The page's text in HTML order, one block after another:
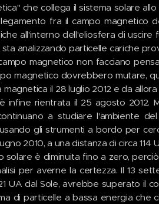
che collega il sistema solare
fra il campo magnetico
all'interno dell'eliosfera di uscire
analizzando particelle cariche
magnetico non facciano
magnetico dovrebbero mutare,
il 28 luglio 2012 e da
infine rientrata il 25 agosto 2012.
a studiare l'ambiente del
gli strumenti a bordo per
2010, a una distanza di circa 114
solare è diminuita fino a zero,
per averne la certezza. Il 13
UA dal Sole, avrebbe superato il
di particelle a bassa energia che